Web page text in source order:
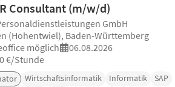
Consultant (m/w/d)
GmbH
(Hohentwiel), Baden-Württemberg
möglich
06.08.2026
€/Stunde
Wirtschaftsinformatik Informatik
SAP